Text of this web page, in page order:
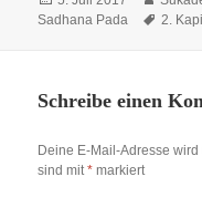
am
Sadhana Pada
2.
Schreibe einen
Deine E-Mail-Adresse
sind mit* markiert